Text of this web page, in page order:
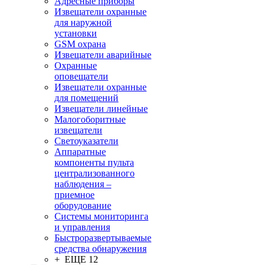
Извещатели охранные
для наружной
установки
GSM охрана
Извещатели аварийные
Охранные
оповещатели
Извещатели охранные
для помещений
Извещатели линейные
Малогоборитные
извещатели
Светоуказатели
Аппаратные
компоненты пульта
централизованного
наблюдения –
приемное
оборудование
Системы мониторинга
и управления
Быстроразвертываемые
средства обнаружения
+ ЕЩЕ 12